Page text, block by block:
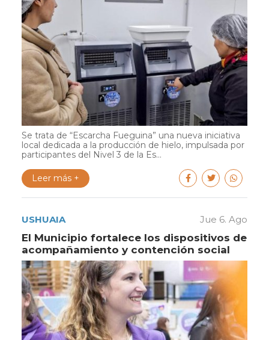
Se trata de “Escarcha Fueguina” una nueva iniciativa
local dedicada a la producción de hielo, impulsada por
participantes del Nivel 3 de la Es...
Leer más +
USHUAIA Jue 6. Ago
El Municipio fortalece los dispositivos de
acompañamiento y contención social